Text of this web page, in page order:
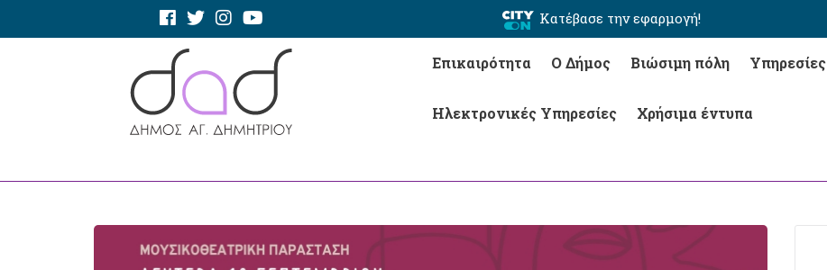
Κατέβασε την εφαρμογή!
Επικαιρότητα Ο Δήμος Βιώσιμη πόλη Υπηρεσίες
Ηλεκτρονικές Υπηρεσίες Χρήσιμα έντυπα